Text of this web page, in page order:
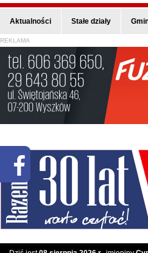
Aktualności Stałe działy
REKLAMA